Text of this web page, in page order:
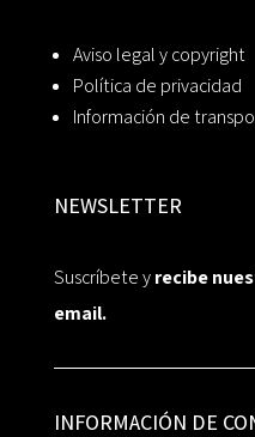
Aviso legal y copyright
Política de privacidad
Información de
NEWSLETTER
Suscríbete yrecibe
email.
INFORMACIÓN DE